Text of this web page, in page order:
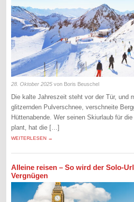
28. Oktober 2025 von Boris Beuschel
Die kalte Jahreszeit steht vor der Tür, und
glitzernden Pulverschnee, verschneite
Hüttenabende. Wer seinen Skiurlaub für
plant, hat die […]
WEITERLESEN →
Alleine reisen – So wird der Solo-
Vergnügen